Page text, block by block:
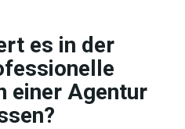
es in der
einer Agentur